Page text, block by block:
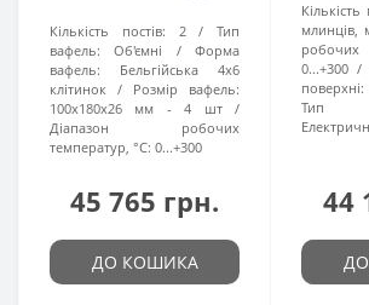
Кількість постів: 2
Тип
вафель:
Об'ємні
Форма
вафель:
Бельгійська 4х6
клітинок
Розмір вафель:
100x180x26 мм - 4 шт
Діапазон робочих
температур, °C: 0...+300
45 765 грн.
ДО КОШИКА
Кількість
млинців,
робочих
0...+300
поверхні:
Тип
44